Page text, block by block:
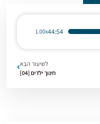
44:54
1.00x
לשיעור הבא
חינוך ילדים [04]